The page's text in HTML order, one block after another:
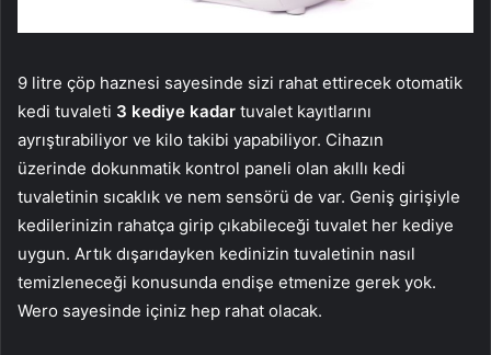
9 litre çöp haznesi sayesinde sizi rahat ettirecek otomatik
kedi tuvaleti 3 kediye kadar tuvalet kayıtlarını
ayrıştırabiliyor ve kilo takibi yapabiliyor. Cihazın
üzerinde dokunmatik kontrol paneli olan akıllı kedi
tuvaletinin sıcaklık ve nem sensörü de var. Geniş girişiyle
kedilerinizin rahatça girip çıkabileceği tuvalet her kediye
uygun. Artık dışarıdayken kedinizin tuvaletinin nasıl
temizleneceği konusunda endişe etmenize gerek yok.
Wero sayesinde içiniz hep rahat olacak.